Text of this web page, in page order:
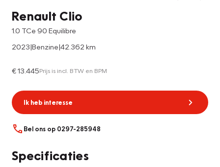
Renault Clio
1.0 TCe 90 Equilibre
2023|Benzine|42.362 km
€ 13.445Prijs is incl. BTW en BPM
Ik heb interesse
Bel ons op 0297-285948
Specificaties